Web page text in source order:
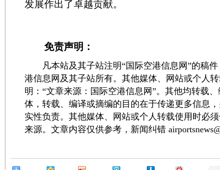
发展作出了卓越贡献。
免责声明：
凡本站及其子站注明“国际空港信息网”的稿件
港信息网及其子站所有。其他媒体、网站或个人
明：“文章来源：国际空港信息网”。其他均转载
体，转载、编译或摘编的目的在于传递更多信息
实性负责。其他媒体、网站或个人转载使用时必
来源。文章内容仅供参考，新闻纠错